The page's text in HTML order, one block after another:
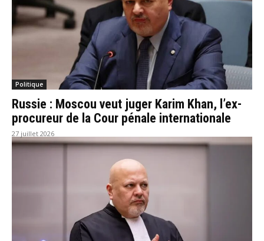
Politique
Russie : Moscou veut juger Karim Khan, l’ex-
procureur de la Cour pénale internationale
27 juillet 2026